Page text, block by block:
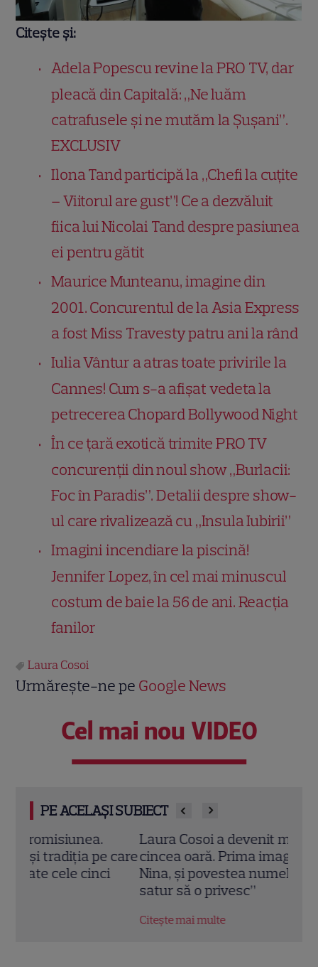
Citește și:
Adela Popescu revine la PRO TV, dar
pleacă din Capitală: „Ne luăm
catrafusele și ne mutăm la Șușani”.
EXCLUSIV
Ilona Tand participă la „Chefi la cuțite
– Viitorul are gust”! Ce a dezvăluit
fiica lui Nicolai Tand despre pasiunea
ei pentru gătit
Maurice Munteanu, imagine din
2001. Concurentul de la Asia Express
a fost Miss Travesty patru ani la rând
Iulia Vântur a atras toate privirile la
Cannes! Cum s-a afișat vedeta la
petrecerea Chopard Bollywood Night
În ce țară exotică trimite PRO TV
concurenții din noul show „Burlacii:
Foc în Paradis”. Detalii despre show-
ul care rivalizează cu „Insula Iubirii”
Imagini incendiare la piscină!
Jennifer Lopez, în cel mai minuscul
costum de baie la 56 de ani. Reacția
fanilor
Laura Cosoi
Urmărește-ne pe Google News
Cel mai nou VIDEO
PE ACELAȘI SUBIECT
Laura Cosoi a devenit mamă pentru a
cincea oară. Prima imagine cu fiica ei,
Nina, și povestea numelui ales. „Nu mă
satur să o privesc”